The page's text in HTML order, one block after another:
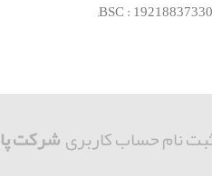
نام حساب کاربریشرکت